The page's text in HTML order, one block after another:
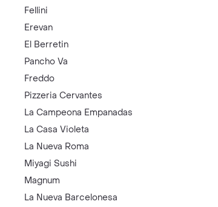
Fellini
Erevan
El Berretin
Pancho Va
Freddo
Pizzeria Cervantes
La Campeona Empanadas
La Casa Violeta
La Nueva Roma
Miyagi Sushi
Magnum
La Nueva Barcelonesa